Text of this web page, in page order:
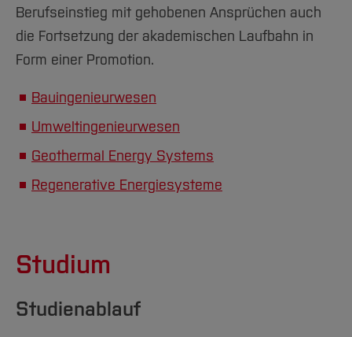
Berufseinstieg mit gehobenen Ansprüchen auch
die Fortsetzung der akademischen Laufbahn in
Form einer Promotion.
Bauingenieurwesen
Umweltingenieurwesen
Geothermal Energy Systems
Regenerative Energiesysteme
Studium
Studienablauf